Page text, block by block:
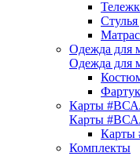
Одежда для
Одежда для
Карты
Карты
Комплекты